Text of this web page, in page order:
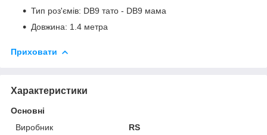
Тип роз'ємів: DB9 тато - DB9 мама
Довжина: 1.4 метра
Приховати
Характеристики
Основні
Виробник
RS